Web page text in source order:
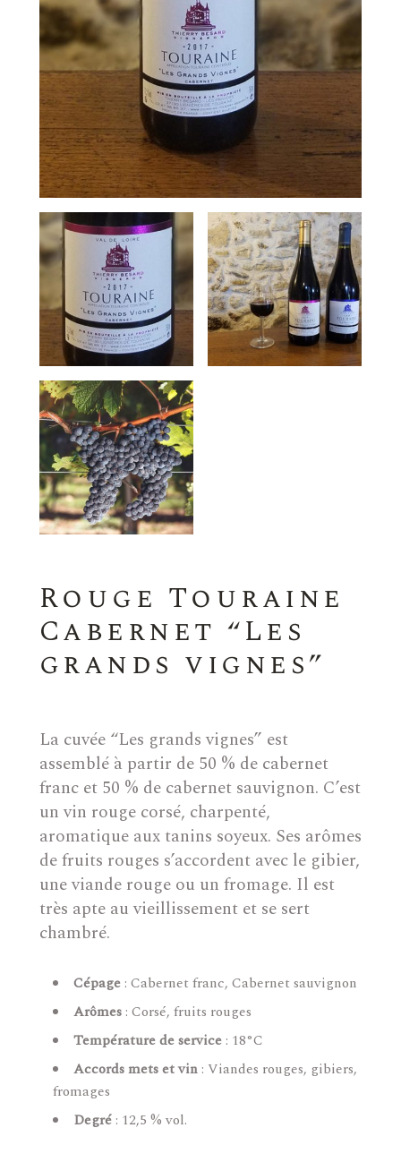
Rouge Touraine
Cabernet “Les
grands vignes”
La cuvée “Les grands vignes” est
assemblé à partir de 50 % de cabernet
franc et 50 % de cabernet sauvignon. C’est
un vin rouge corsé, charpenté,
aromatique aux tanins soyeux. Ses arômes
de fruits rouges s’accordent avec le gibier,
une viande rouge ou un fromage. Il est
très apte au vieillissement et se sert
chambré.
Cépage: Cabernet franc, Cabernet sauvignon
Arômes: Corsé, fruits rouges
Température de service: 18°C
Accords mets et vin: Viandes rouges, gibiers,
fromages
Degré: 12,5 % vol.